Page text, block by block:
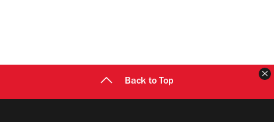
Back to Top